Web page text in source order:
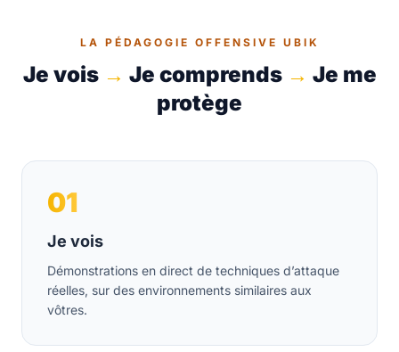
LA PÉDAGOGIE OFFENSIVE UBIK
Je vois → Je comprends → Je me
protège
01
Je vois
Démonstrations en direct de techniques d’attaque
réelles, sur des environnements similaires aux
vôtres.